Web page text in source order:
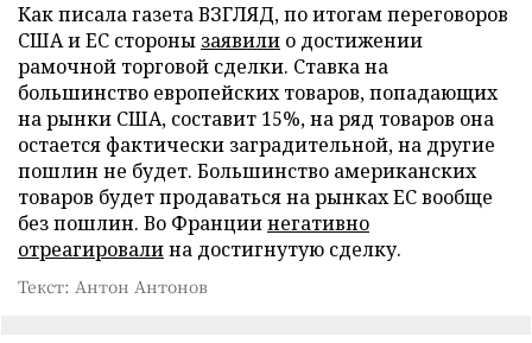
Как писала газета ВЗГЛЯД, по итогам переговоров
США и ЕС стороны заявили о достижении
рамочной торговой сделки. Ставка на
большинство европейских товаров, попадающих
на рынки США, составит 15%, на ряд товаров она
остается фактически заградительной, на другие
пошлин не будет. Большинство американских
товаров будет продаваться на рынках ЕС вообще
без пошлин. Во Франциинегативно
отреагировалина достигнутую сделку.
Текст: Антон Антонов